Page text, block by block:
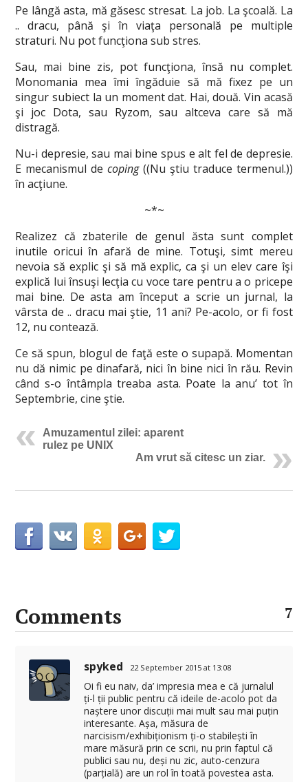
Pe lângă asta, mă găsesc stresat. La job. La şcoală. La
.. dracu, până şi în viaţa personală pe multiple
straturi. Nu pot funcţiona sub stres.
Sau, mai bine zis, pot funcţiona, însă nu complet.
Monomania mea îmi îngăduie să mă fixez pe un
singur subiect la un moment dat. Hai, două. Vin acasă
şi joc Dota, sau Ryzom, sau altceva care să mă
distragă.
Nu-i depresie, sau mai bine spus e alt fel de depresie.
E mecanismul decoping((Nu ştiu traduce termenul.))
în acţiune.
~*~
Realizez că zbaterile de genul ăsta sunt complet
inutile oricui în afară de mine. Totuşi, simt mereu
nevoia să explic şi să mă explic, ca şi un elev care îşi
explică lui însuşi lecţia cu voce tare pentru a o pricepe
mai bine. De asta am început a scrie un jurnal, la
vârsta de .. dracu mai ştie, 11 ani? Pe-acolo, or fi fost
12, nu contează.
Ce să spun, blogul de faţă este o supapă. Momentan
nu dă nimic pe dinafară, nici în bine nici în rău. Revin
când s-o întâmpla treaba asta. Poate la anu’ tot în
Septembrie, cine ştie.
Amuzamentul zilei: aparent
rulez pe UNIX
Am vrut să citesc un ziar.
Comments 7
spyked 22 September 2015 at 13:08
Oi fi eu naiv, da’ impresia mea e că jurnalul
ți-l ții public pentru că ideile de-acolo pot da
naștere unor discuții mai mult sau mai puțin
interesante. Așa, măsura de
narcisism/exhibiționism ți-o stabilești în
mare măsură prin ce scrii, nu prin faptul că
publici sau nu, deși nu zic, auto-cenzura
(parțială) are un rol în toată povestea asta.